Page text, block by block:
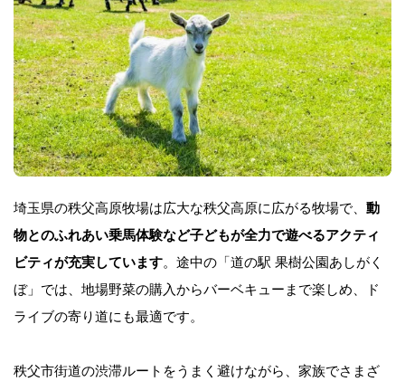
埼玉県の秩父高原牧場は広大な秩父高原に広がる牧場で、 動
物とのふれあい乗馬体験など子どもが全力で遊べるアクティ
ビティが充実しています。途中の「道の駅 果樹公園あしがく
ぼ」では、地場野菜の購入からバーベキューまで楽しめ、ド
ライブの寄り道にも最適です。
秩父市街道の渋滞ルートをうまく避けながら、家族でさまざ